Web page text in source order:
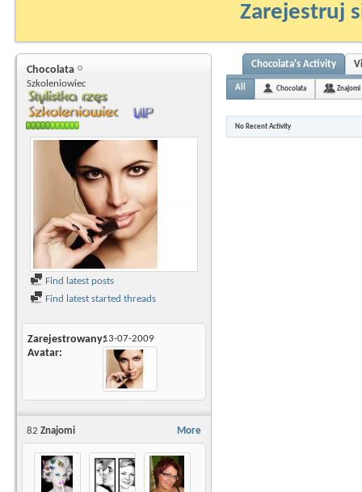
Zarejestruj
Chocolata
Szkoleniowiec
Find latest posts
Find latest started threads
Zarejestrowany13-07-2009
Avatar
More
82 Znajomi
Chocolata's Activity
All Chocolata Znajomi
No Recent Activity